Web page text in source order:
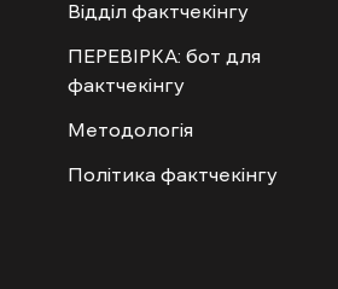
Відділ фактчекінгу
ПЕРЕВІРКА: бот для
фактчекінгу
Методологія
Політика фактчекінгу